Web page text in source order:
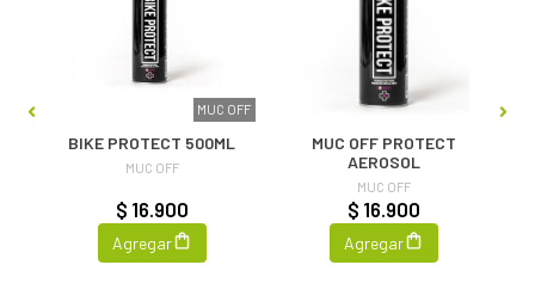
MUC OFF
BIKE PROTECT 500ML
MUC OFF
$ 16.900
Agregar
MUC OFF PROTECT
AEROSOL
MUC OFF
$ 16.900
Agregar